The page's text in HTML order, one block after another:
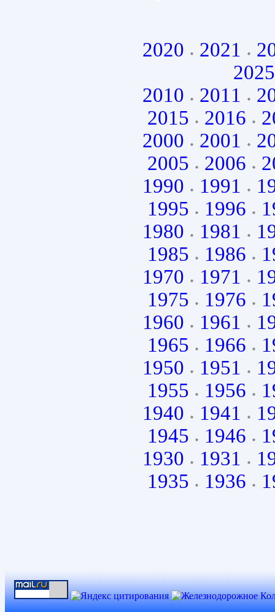
2020 2021
2025
2010
2011
2015
2016
2000
2001
2005
2006
1990
1991
1995
1996
1980
1981
1985
1986
1970
1971
1975
1976
1960
1961
1965
1966
1950
1951
1955
1956
1940
1941
1945
1946
1930
1931
1935
1936